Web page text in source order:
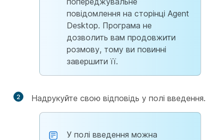
повідомлення на сторінці Agent
Desktop. Програма не
дозволить вам продовжити
розмову, тому ви повинні
завершити її.
2 Надрукуйте свою відповідь у полі введення.
У полі введення можна